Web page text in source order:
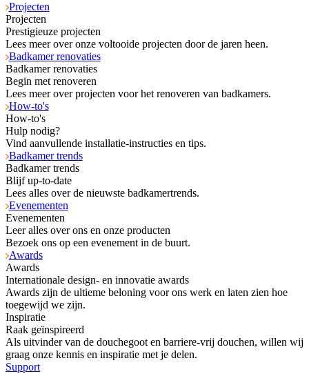
Projecten
Projecten
Prestigieuze projecten
Lees meer over onze voltooide projecten door de jaren heen.
Badkamer renovaties
Badkamer renovaties
Begin met renoveren
Lees meer over projecten voor het renoveren van badkamers.
How-to's
How-to's
Hulp nodig?
Vind aanvullende installatie-instructies en tips.
Badkamer trends
Badkamer trends
Blijf up-to-date
Lees alles over de nieuwste badkamertrends.
Evenementen
Evenementen
Leer alles over ons en onze producten
Bezoek ons op een evenement in de buurt.
Awards
Awards
Internationale design- en innovatie awards
Awards zijn de ultieme beloning voor ons werk en laten zien hoe
toegewijd we zijn.
Inspiratie
Raak geïnspireerd
Als uitvinder van de douchegoot en barriere-vrij douchen, willen wij
graag onze kennis en inspiratie met je delen.
Support